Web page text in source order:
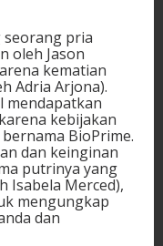
seorang pria
oleh Jason
kematian
Adria Arjona).
mendapatkan
kebijakan
BioPrime.
dan keinginan
putrinya yang
Isabela Merced),
mengungkap
dan